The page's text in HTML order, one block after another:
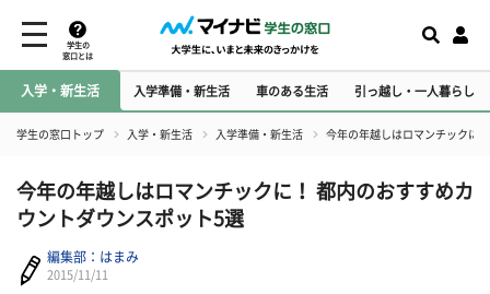
学生の
窓口とは
入学・新生活 入学準備・新生活 車のある生活 引っ越し・一人暮らし
学生の窓口トップ 入学・新生活 入学準備・新生活 今年の年越しはロマンチックに
今年の年越しはロマンチックに！ 都内のおすすめカ
ウントダウンスポット5選
編集部：はまみ
2015/11/11